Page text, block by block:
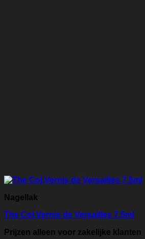
Nagellak
The Col.Vernis de Versailles 7.5ml
Prijzen alleen voor zakelijke klanten